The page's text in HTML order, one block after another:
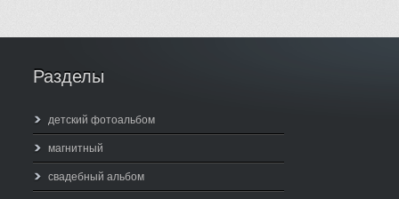
Разделы
детский фотоальбом
магнитный
свадебный альбом